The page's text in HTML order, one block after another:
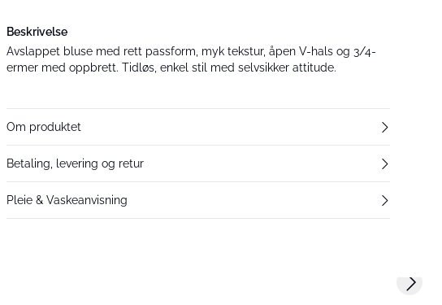
Beskrivelse
Avslappet bluse med rett passform, myk tekstur, åpen V-hals og 3/4-
ermer med oppbrett. Tidløs, enkel stil med selvsikker attitude.
Om produktet
Betaling, levering og retur
Pleie & Vaskeanvisning
Next